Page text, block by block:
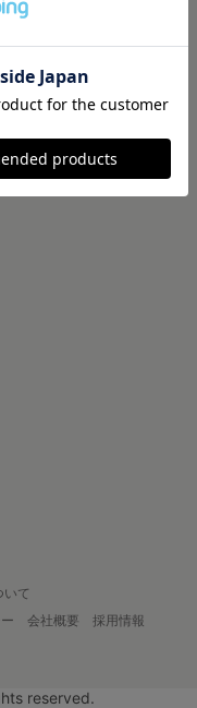
て
会社概要
採用情報
reserved.